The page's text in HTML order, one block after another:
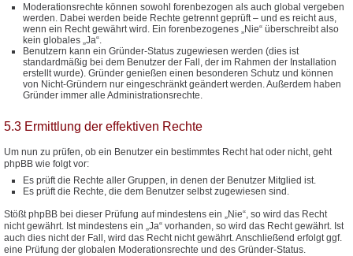
Moderationsrechte können sowohl forenbezogen als auch global vergeben
werden. Dabei werden beide Rechte getrennt geprüft – und es reicht aus,
wenn ein Recht gewährt wird. Ein forenbezogenes „Nie“ überschreibt also
kein globales „Ja“.
Benutzern kann ein Gründer-Status zugewiesen werden (dies ist
standardmäßig bei dem Benutzer der Fall, der im Rahmen der Installation
erstellt wurde). Gründer genießen einen besonderen Schutz und können
von Nicht-Gründern nur eingeschränkt geändert werden. Außerdem haben
Gründer immer alle Administrationsrechte.
5.3 Ermittlung der effektiven Rechte
Um nun zu prüfen, ob ein Benutzer ein bestimmtes Recht hat oder nicht, geht
phpBB wie folgt vor:
Es prüft die Rechte aller Gruppen, in denen der Benutzer Mitglied ist.
Es prüft die Rechte, die dem Benutzer selbst zugewiesen sind.
Stößt phpBB bei dieser Prüfung auf mindestens ein „Nie“, so wird das Recht
nicht gewährt. Ist mindestens ein „Ja“ vorhanden, so wird das Recht gewährt. Ist
auch dies nicht der Fall, wird das Recht nicht gewährt. Anschließend erfolgt ggf.
eine Prüfung der globalen Moderationsrechte und des Gründer-Status.